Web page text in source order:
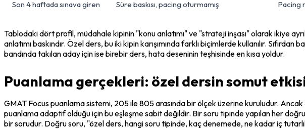
Son 4 haftada sınava giren Süre baskısı, pacing oturmamış Pacing
Tablodaki dört profil, müdahale kipinin "konu anlatımı" ve "strateji inşası" olarak ikiye
anlatımı baskındır. Özel ders, bu iki kipin karışımında farklı biçimlerde kullanılır.
bandında takılan aday için ise birebir ders, hata deseninin teşhisinde en kısa yoldur.
Puanlama gerçekleri: özel dersin somut
GMAT Focus puanlama sistemi, 205 ile 805 arasında bir ölçek üzerine kuruludur.
puanlama adaptif olduğu için bu eşleşme sabit değildir. Bir soru tipinde yapılan her
bir sorudur. Doğru soru, "özel ders, hangi soru tipinde, kaç denemede, ne kadar iç